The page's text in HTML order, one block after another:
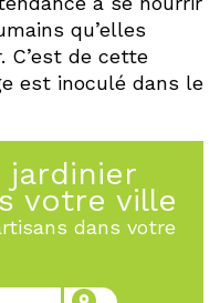
qu’elles
C’est de cette
est inoculé dans le
jardinier
votre ville
dans votre